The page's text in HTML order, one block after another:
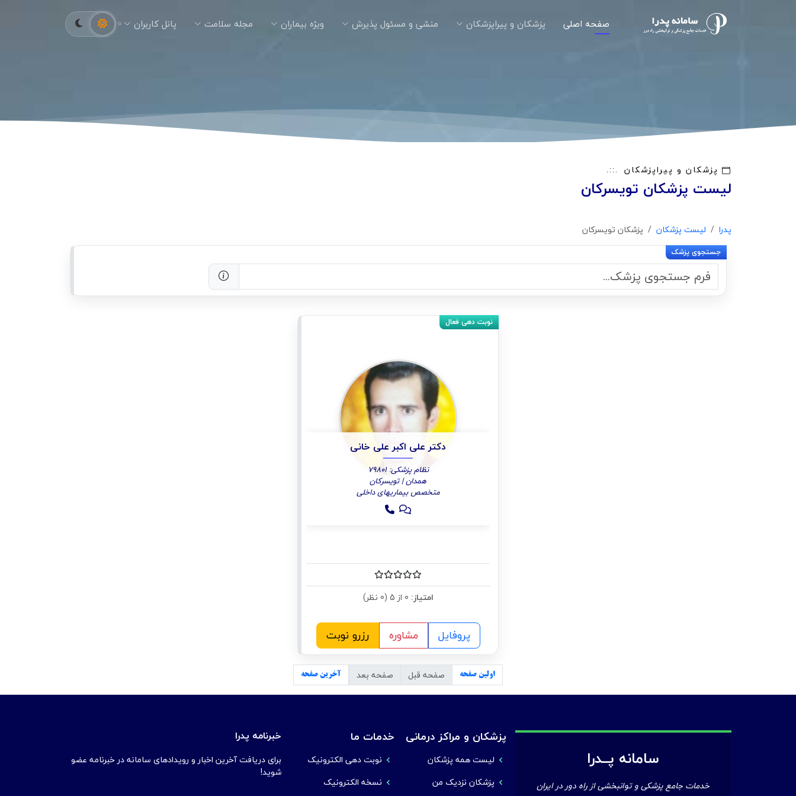
صفحه اصلی پزشکان و پیراپزشکان منشی و مسئول پذیرش ویژه بیماران مجله سلامت پانل کاربران
پزشکان و پیراپزشکان
لیست پزشکان تویسرکان
پدرا لیست پزشکان پزشکان تویسرکان
دکتر علی اکبر علی خانی
نظام پزشکی: 79801
همدان | تویسرکان
متخصص بیماریهای داخلی
امتیاز:
پروفایل مشاوره رزرو نوبت
اولین صفحه صفحه قبل صفحه بعد آخرین صفحه
سامانه پــدرا
خدمات جامع پزشکی و توانبخشی از راه دور در ایران
پزشکان و مراکز درمانی
لیست همه پزشکان
پزشکان نزدیک من
خدمات ما
نوبت دهی الکترونیک
نسخه الکترونیک
خبرنامه پدرا
برای دریافت آخرین اخبار و رویدادهای سامانه در خبرنامه عضو
شوید!